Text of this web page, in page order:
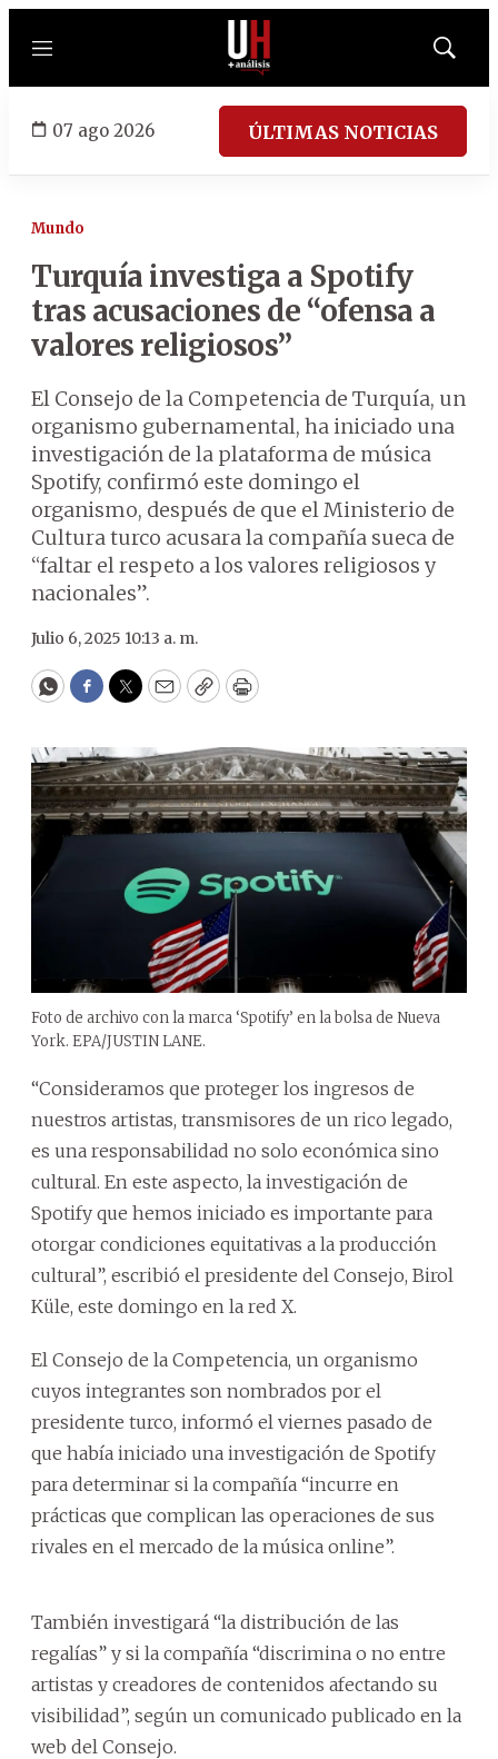
Menú
Mostrar
07 ago 2026 ÚLTIMAS NOTICIAS
Mundo
Turquía investiga a Spotify
tras acusaciones de “ofensa a
valores religiosos”
El Consejo de la Competencia de Turquía, un
organismo gubernamental, ha iniciado una
investigación de la plataforma de música
Spotify, confirmó este domingo el
organismo, después de que el Ministerio de
Cultura turco acusara la compañía sueca de
“faltar el respeto a los valores religiosos y
nacionales”.
Julio 6, 2025 10:13 a. m.
WhatsApp
Facebook
Twitter
EmailCopyPrint
Foto de archivo con la marca ‘Spotify’ en la bolsa de Nueva
York. EPA/JUSTIN LANE.
“Consideramos que proteger los ingresos de
nuestros artistas, transmisores de un rico legado,
es una responsabilidad no solo económica sino
cultural. En este aspecto, la investigación de
Spotify que hemos iniciado es importante para
otorgar condiciones equitativas a la producción
cultural”, escribió el presidente del Consejo, Birol
Küle, este domingo en la red X.
El Consejo de la Competencia, un organismo
cuyos integrantes son nombrados por el
presidente turco, informó el viernes pasado de
que había iniciado una investigación de Spotify
para determinar si la compañía “incurre en
prácticas que complican las operaciones de sus
rivales en el mercado de la música online”.
También investigará “la distribución de las
regalías” y si la compañía “discrimina o no entre
artistas y creadores de contenidos afectando su
visibilidad”, según un comunicado publicado en la
web del Consejo.